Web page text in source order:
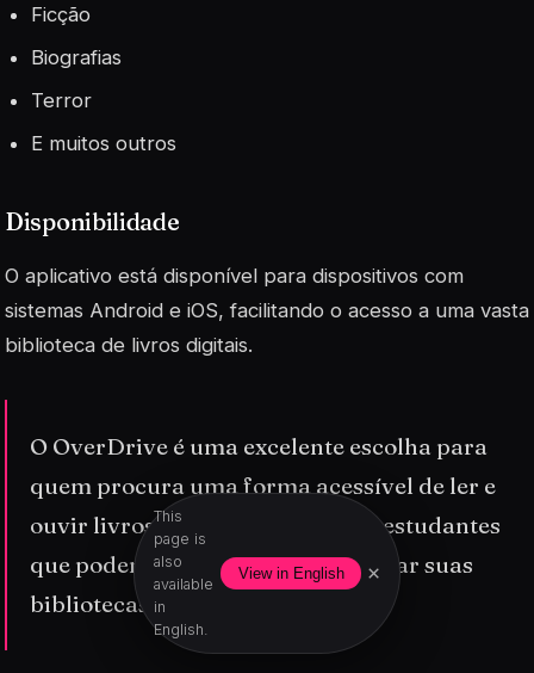
This
page is
also
available
in
English.
View in English ×
Ficção
Biografias
Terror
E muitos outros
Disponibilidade
O aplicativo está disponível para dispositivos com
sistemas Android e iOS, facilitando o acesso a uma vasta
biblioteca de livros digitais.
O OverDrive é uma excelente escolha para
quem procura uma forma acessível de ler e
ouvir livros, especialmente para estudantes
que podem usar o Sora para acessar suas
bibliotecas escolares.